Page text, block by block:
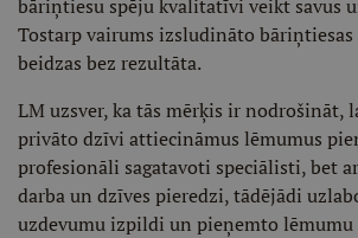
bāriņtiesu spēju kvalitatīvi veikt savus
Tostarp vairums izsludināto
beidzas bez rezultāta.
LM uzsver, ka tās mērķis ir nodrošināt,
privāto dzīvi attiecināmus lēmumus
profesionāli sagatavoti speciālisti, bet
darba un dzīves pieredzi, tādējādi
uzdevumu izpildi un pieņemto